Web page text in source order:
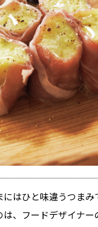
はひと味違うつま
、フードデザイナー